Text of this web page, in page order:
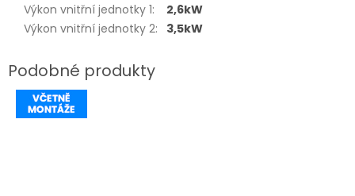
Výkon vnitřní jednotky 1:
2,6kW
Výkon vnitřní jednotky 2: 3,5kW